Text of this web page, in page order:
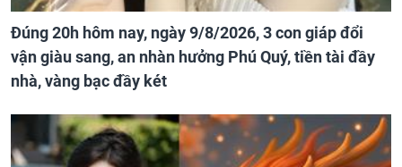
Đúng 20h hôm nay, ngày 9/8/2026, 3 con giáp đổi
vận giàu sang, an nhàn hưởng Phú Quý, tiền tài đầy
nhà, vàng bạc đầy két